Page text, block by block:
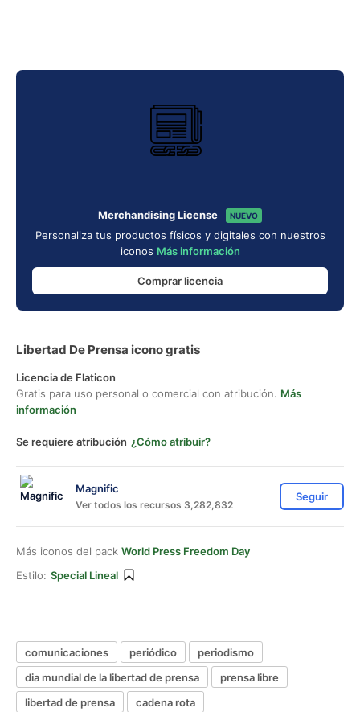
Merchandising License NUEVO
Personaliza tus productos físicos y digitales con nuestros
iconos Más información
Comprar licencia
Libertad De Prensa icono gratis
Licencia de Flaticon
Gratis para uso personal o comercial con atribución. Más
información
Se requiere atribución ¿Cómo atribuir?
Magnific
Ver todos los recursos 3,282,832
Seguir
Más iconos del pack World Press Freedom Day
Estilo: Special Lineal
comunicaciones periódico
periodismo
dia mundial de la libertad de prensa
prensa libre
libertad de prensa
cadena rota